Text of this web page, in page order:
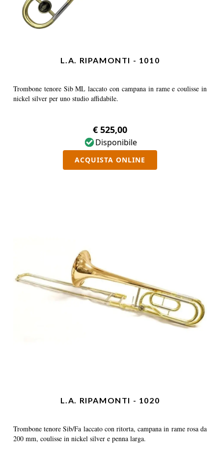
L.A. RIPAMONTI - 1010
Trombone tenore Sib ML laccato con campana in rame e coulisse in
nickel silver per uno studio affidabile.
€ 525,00
Disponibile
ACQUISTA ONLINE
L.A. RIPAMONTI - 1020
Trombone tenore Sib/Fa laccato con ritorta, campana in rame rosa da
200 mm, coulisse in nickel silver e penna larga.